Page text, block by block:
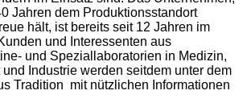
Jahren dem Produktionsstandort
hält, ist bereits seit 12 Jahren im
und Interessenten aus
und Speziallaboratorien in Medizin,
Industrie werden seitdem unter dem
Tradition mit nützlichen Informationen